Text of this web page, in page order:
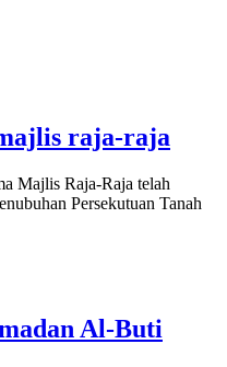
raja-raja
Majlis Raja-Raja telah
Persekutuan Tanah
Al-Buti